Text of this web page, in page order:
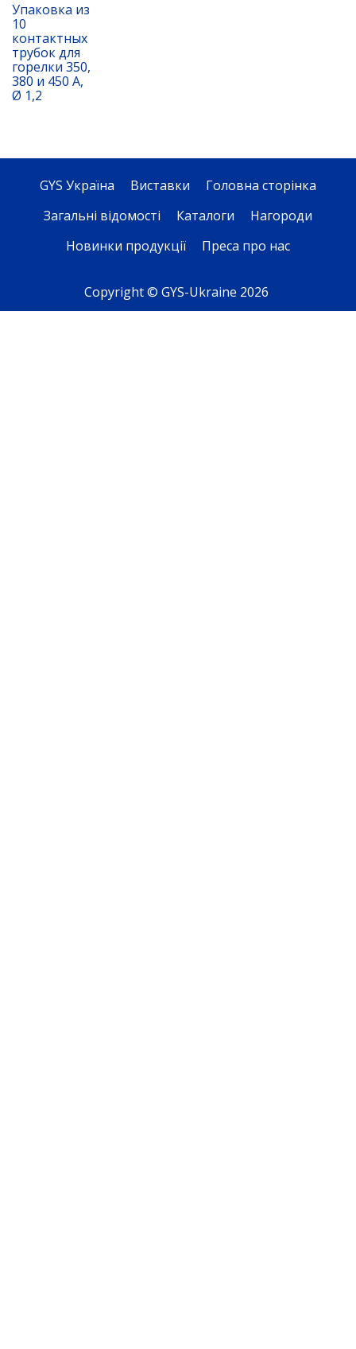
Упаковка из
10
контактных
трубок для
горелки 350,
380 и 450 A,
Ø 1,2
GYS Україна Виставки
Головна сторінка
Загальні відомості
Каталоги
Нагороди
Новинки продукції
Преса про нас
Copyright © GYS-Ukraine 2026